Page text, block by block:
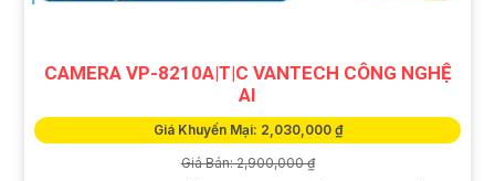
CAMERA VP-8210A|T|C VANTECH CÔNG NGHỆ
AI
Giá Khuyến Mại: 2,030,000 ₫
Giá Bán: 2,900,000 ₫